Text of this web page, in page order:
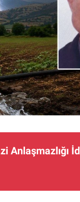
Anlaşmazlığı